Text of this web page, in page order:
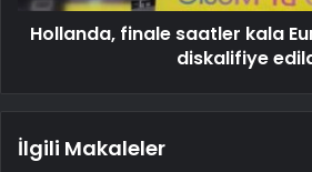
Hollanda, finale saatler kala
diskalifiye
İlgili Makaleler